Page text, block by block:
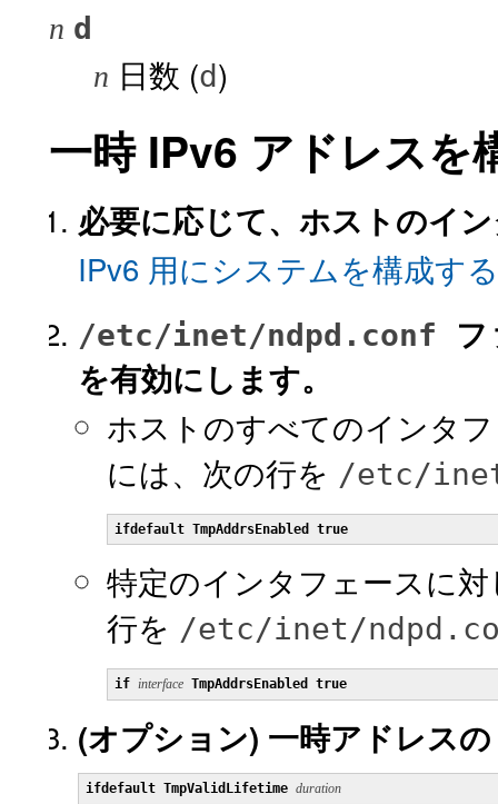
n d
n 日数 (d)
一時 IPv6 アドレスを
必要に応じて、ホストのイ
IPv6 用にシステムを構成す
/etc/inet/ndpd.conf
を有効にします。
ホストのすべてのインタ
には、次の行を /etc/
ifdefault TmpAddrsEnabled true
特定のインタフェースに
行を /etc/inet/
if interface TmpAddrsEnabled true
(オプション) 一時アドレス
ifdefault TmpValidLifetime duration